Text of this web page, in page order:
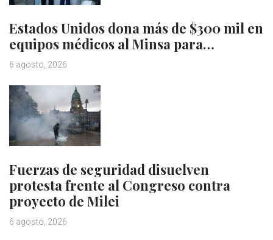
Estados Unidos dona más de $300 mil en
equipos médicos al Minsa para…
6 agosto, 2026
Fuerzas de seguridad disuelven
protesta frente al Congreso contra
proyecto de Milei
6 agosto, 2026